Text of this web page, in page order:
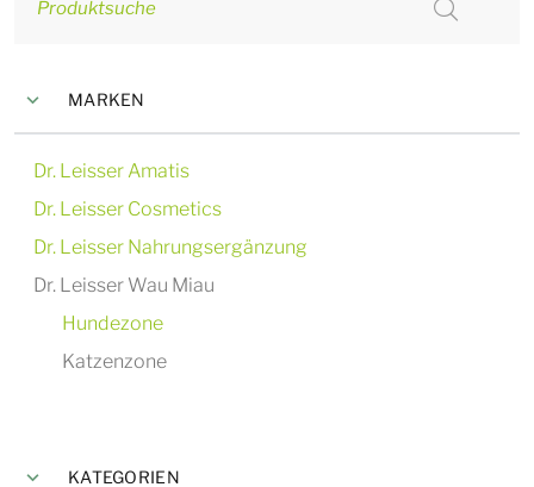
Produktsuche
MARKEN
Dr. Leisser Amatis
Dr. Leisser Cosmetics
Dr. Leisser Nahrungsergänzung
Dr. Leisser Wau Miau
Hundezone
Katzenzone
KATEGORIEN